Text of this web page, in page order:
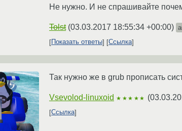
Не нужно. И не спрашивайте
Tolst (03.03.2017 18:55:34 +00:00)
Показать ответы
Ссылка
Так нужно же в grub прописать
Vsevolod-linuxoid ★★★★★ (
Ссылка